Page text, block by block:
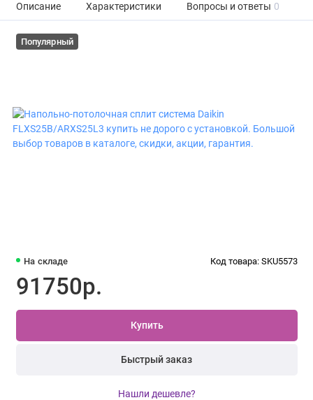
Описание Характеристики Вопросы и ответы 0
Популярный
На складе Код товара: SKU5573
91750р.
Купить
Быстрый заказ
Нашли дешевле?